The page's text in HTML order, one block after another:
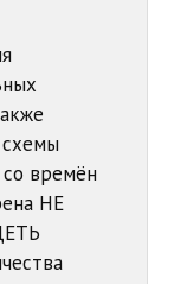
со времён
НЕ